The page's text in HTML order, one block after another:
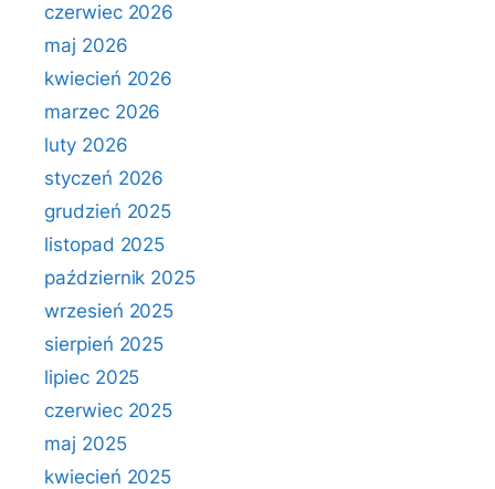
czerwiec 2026
maj 2026
kwiecień 2026
marzec 2026
luty 2026
styczeń 2026
grudzień 2025
listopad 2025
październik 2025
wrzesień 2025
sierpień 2025
lipiec 2025
czerwiec 2025
maj 2025
kwiecień 2025